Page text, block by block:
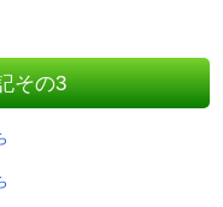
その3